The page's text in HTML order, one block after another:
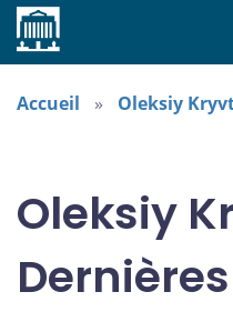
Accueil
Accueil Oleksiy
Oleksiy